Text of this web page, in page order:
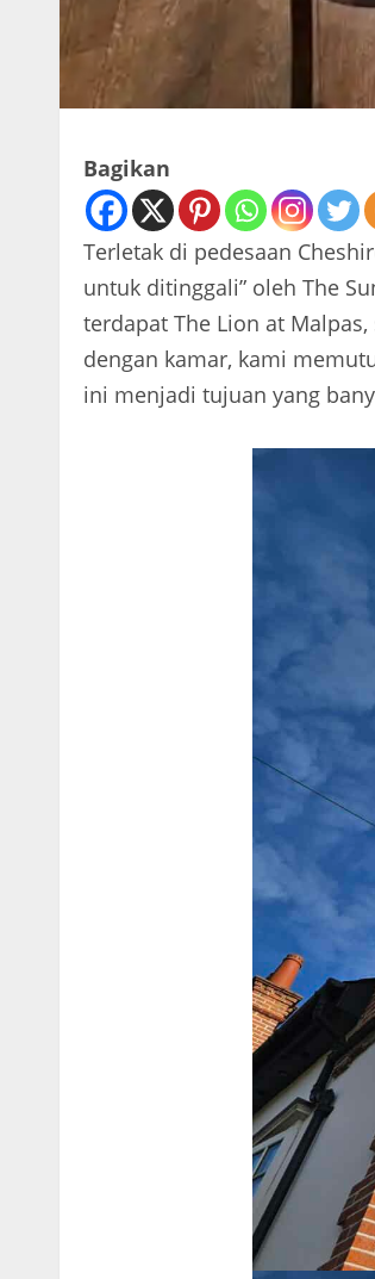
Bagikan
Terletak di pedesaan
untuk ditinggali” oleh The
terdapat The Lion at
dengan kamar, kami
ini menjadi tujuan yang